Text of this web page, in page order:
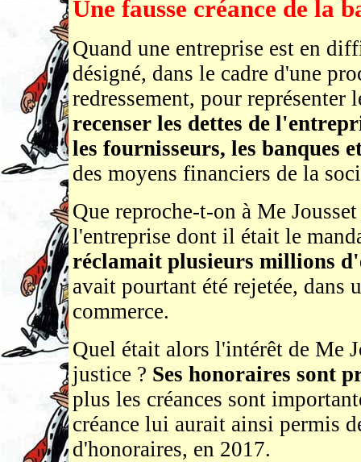
Une fausse créance de la
Quand une entreprise est en
désigné, dans le cadre d'une
redressement, pour
recenser les dettes de
les fournisseurs, les banques
des moyens financiers de la
Que reproche-t-on à Me
l'entreprise dont il était le
réclamait plusieurs millions
avait pourtant été rejetée, dans
commerce.
Quel était alors l'intérêt de Me
justice ? Ses honoraires sont
plus les créances sont
créance lui aurait ainsi permis
d'honoraires, en 2017.